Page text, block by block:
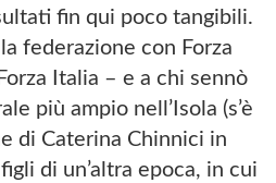
fin qui poco tangibili.
federazione con Forza
Italia – e a chi sennò
più ampio nell’Isola (s’è
di Caterina Chinnici in
di un’altra epoca, in cui